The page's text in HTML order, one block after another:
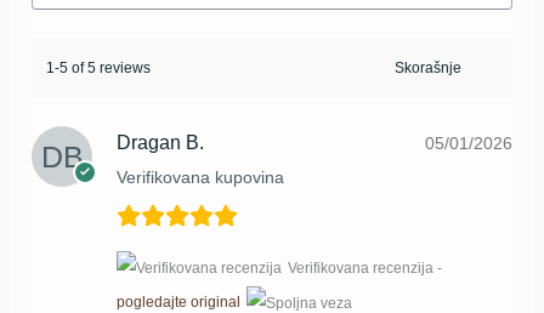
1-5 of 5 reviews
Dragan B.
Verifikovana kupovina
05/01/2026
Verifikovana recenzija -
pogledajte original